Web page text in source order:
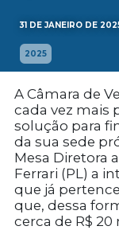
31 DE JANEIRO DE
2025
A Câmara de
cada vez mais
solução para
da sua sede
Mesa Diretora
Ferrari (PL) a
que já
que, dessa
cerca de R$ 20